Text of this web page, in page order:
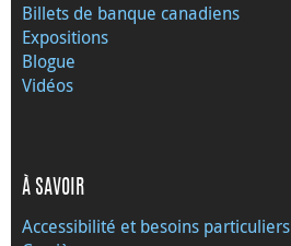
Billets de banque canadiens
Expositions
Blogue
Vidéos
À SAVOIR
Accessibilité et besoins particuliers